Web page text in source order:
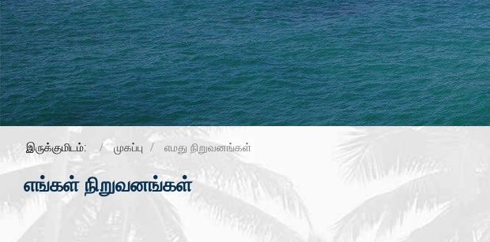
இருக்குமிடம்: முகப்பு எமது நிறுவனங்கள்
எங்கள் நிறுவனங்கள்